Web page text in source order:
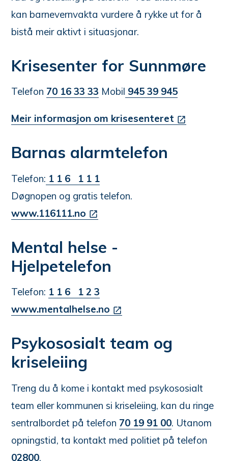
kan barnevernvakta vurdere å rykke ut for å
bistå meir aktivt i situasjonar.
Krisesenter for Sunnmøre
Telefon 70 16 33 33 Mobil 945 39 945
Meir informasjon om krisesenteret
Barnas alarmtelefon
Telefon: 1 1 6 1 1 1
Døgnopen og gratis telefon.
www.116111.no
Mental helse -
Hjelpetelefon
Telefon: 1 1 6 1 2 3
www.mentalhelse.no
Psykososialt team og
kriseleiing
Treng du å kome i kontakt med psykososialt
team eller kommunen si kriseleiing, kan du ringe
sentralbordet på telefon 70 19 91 00. Utanom
opningstid, ta kontakt med politiet på telefon
02800.